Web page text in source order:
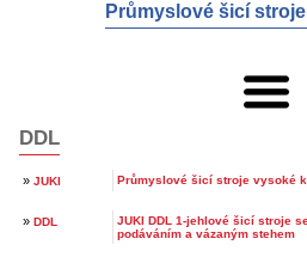
Průmyslové šicí stroje
DDL
» JUKI Průmyslové šicí stroje vysoké
» DDL
JUKI DDL 1-jehlové šicí stroje
podáváním a vázaným stehem